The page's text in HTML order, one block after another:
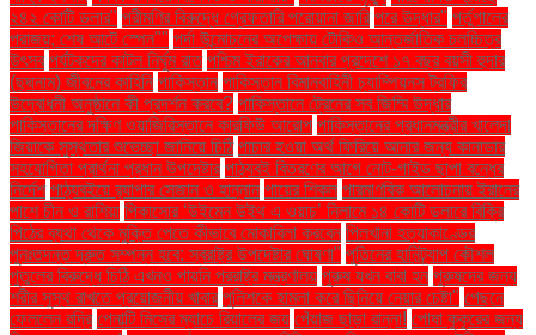
২৪২ কোটি ডলার" পরীমণির বিরুদ্ধে গ্রেফতারি পরোয়ানা জারি পরে উদ্ধার" পর্তুগালের
পরাজয়; শেষ আটে স্পেন"" পর্দা উন্মোচনের অপেক্ষায় টোকিও আন্তর্জাতিক চলচ্চিত্র
উৎসব পর্যটকদের কাটল নির্ঘুম রাত পশ্চিম ইরাকের আনবার প্রদেশে ১৭ বছর বয়সী হুদার
(ছদ্মনাম) জীবনের কাহিনি পাকিস্তান পাকিস্তান বিমানবাহিনী চ্যাম্পিয়নস ট্রফির
উদ্বোধনী অনুষ্ঠানে কী প্রদর্শন করবে? পাকিস্তানে ট্রেনের সব জিম্মি উদ্ধার
পাকিস্তানের দক্ষিণ ওয়াজিরিস্তানে কারফিউ আরোপ পাকিস্তানের প্রধানমন্ত্রীর খালেদা
জিয়াকে সুস্থতার শুভেচ্ছা জানিয়ে চিঠি পাচার হওয়া অর্থ ফিরিয়ে আনার জন্য কানাডার
সহযোগিতা প্রার্থনা প্রধান উপদেষ্টার পাঠ্যবই বিতরণের আগে নোট-গাইড ছাপা বন্ধের
নির্দেশ পাঠ্যবইয়ে র‍্যাপার সেজান ও হান্নান পায়ের শিকল পারমাণবিক আলোচনায় ইরানের
পাশে চীন ও রাশিয়া পিকাসোর ‘উইমেন উইথ এ ওয়াচ’ নিলামে ১৪ কোটি ডলারে বিক্রি
পিঠের ব্যথা থেকে মুক্তি পেতে কীভাবে মোকাবিলা করবেন পিলখানা হত্যাকাণ্ডের
পুনঃতদন্ত দ্রুত সম্পন্ন হবে: স্বরাষ্ট্র উপদেষ্টার ঘোষণা" পুতিনের হানিট্র্যাপ কৌশল
পুতুলের বিরুদ্ধে চিঠি এখনও পায়নি পররাষ্ট্র মন্ত্রণালয় পুরুষ যখন বাবা হন পুরুষদের জন্য
শরীর সুস্থ রাখতে প্রয়োজনীয় খাবার পুলিশকে হামলা করে ছিনিয়ে নেয়ার চেষ্টা" পেছনে
ফেললেন রদ্রি পেনাল্টি মিসের ম্যাচে রিয়ালের জয় পেঁয়াজ ছাড়া রান্না! পোষা কুকুরের জন্য